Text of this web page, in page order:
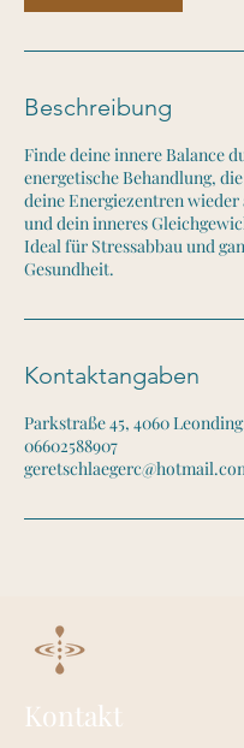
Beschreibung
Finde deine innere Balance
energetische Behandlung,
deine Energiezentren
und dein inneres
Ideal für Stressabbau und
Gesundheit.
Kontaktangaben
Parkstraße 45, 4060
06602588907
Kontakt